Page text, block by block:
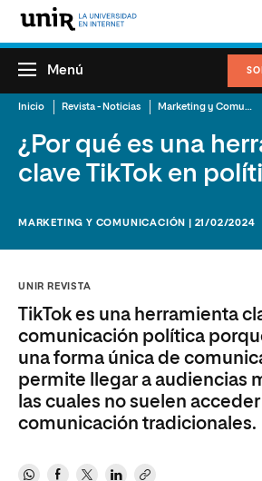
Menú
Inicio Revista - Noticias Marketing y Comunicación
¿Por qué es una
clave TikTok en
MARKETING Y COMUNICACIÓN | 21/02/2024
UNIR REVISTA
TikTok es una herramienta
comunicación política
una forma única de
permite llegar a audiencias
las cuales no suelen
comunicación tradicionales.